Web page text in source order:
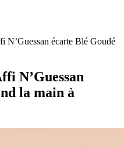
N’Guessan écarte Blé Goudé
N’Guessan
la main à